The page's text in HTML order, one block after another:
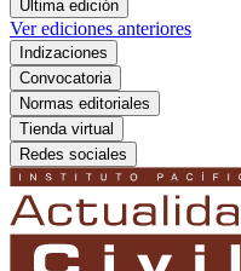
Última edición
Ver ediciones anteriores
Indizaciones
Convocatoria
Normas editoriales
Tienda virtual
Redes sociales